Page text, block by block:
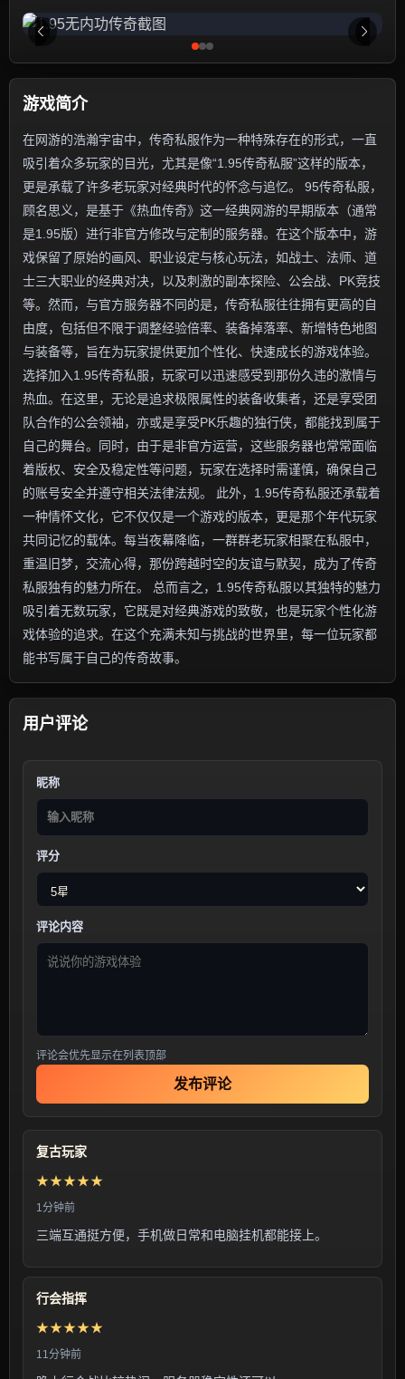
游戏简介
在网游的浩瀚宇宙中，传奇私服作为一种特殊存在的形式，一直
吸引着众多玩家的目光，尤其是像“1.95传奇私服”这样的版本，
更是承载了许多老玩家对经典时代的怀念与追忆。 95传奇私服，
顾名思义，是基于《热血传奇》这一经典网游的早期版本（通常
是1.95版）进行非官方修改与定制的服务器。在这个版本中，游
戏保留了原始的画风、职业设定与核心玩法，如战士、法师、道
士三大职业的经典对决，以及刺激的副本探险、公会战、PK竞技
等。然而，与官方服务器不同的是，传奇私服往往拥有更高的自
由度，包括但不限于调整经验倍率、装备掉落率、新增特色地图
与装备等，旨在为玩家提供更加个性化、快速成长的游戏体验。
选择加入1.95传奇私服，玩家可以迅速感受到那份久违的激情与
热血。在这里，无论是追求极限属性的装备收集者，还是享受团
队合作的公会领袖，亦或是享受PK乐趣的独行侠，都能找到属于
自己的舞台。同时，由于是非官方运营，这些服务器也常常面临
着版权、安全及稳定性等问题，玩家在选择时需谨慎，确保自己
的账号安全并遵守相关法律法规。 此外，1.95传奇私服还承载着
一种情怀文化，它不仅仅是一个游戏的版本，更是那个年代玩家
共同记忆的载体。每当夜幕降临，一群群老玩家相聚在私服中，
重温旧梦，交流心得，那份跨越时空的友谊与默契，成为了传奇
私服独有的魅力所在。 总而言之，1.95传奇私服以其独特的魅力
吸引着无数玩家，它既是对经典游戏的致敬，也是玩家个性化游
戏体验的追求。在这个充满未知与挑战的世界里，每一位玩家都
能书写属于自己的传奇故事。
用户评论
昵称
评分
评论内容
评论会优先显示在列表顶部
发布评论
复古玩家
★★★★★
1分钟前
三端互通挺方便，手机做日常和电脑挂机都能接上。
行会指挥
★★★★★
11分钟前